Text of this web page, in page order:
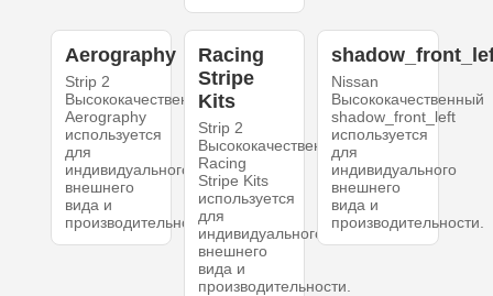
Aerography
Strip 2
Высококачественный
Aerography
используется
для
индивидуального
внешнего
вида и
производительности.
Racing
Stripe
Kits
Strip 2
Высококачественный
Racing
Stripe Kits
используется
для
индивидуального
внешнего
вида и
производительности.
Nissan
Высококачественный
shadow_front_left
используется
для
индивидуального
внешнего
вида и
производительности.